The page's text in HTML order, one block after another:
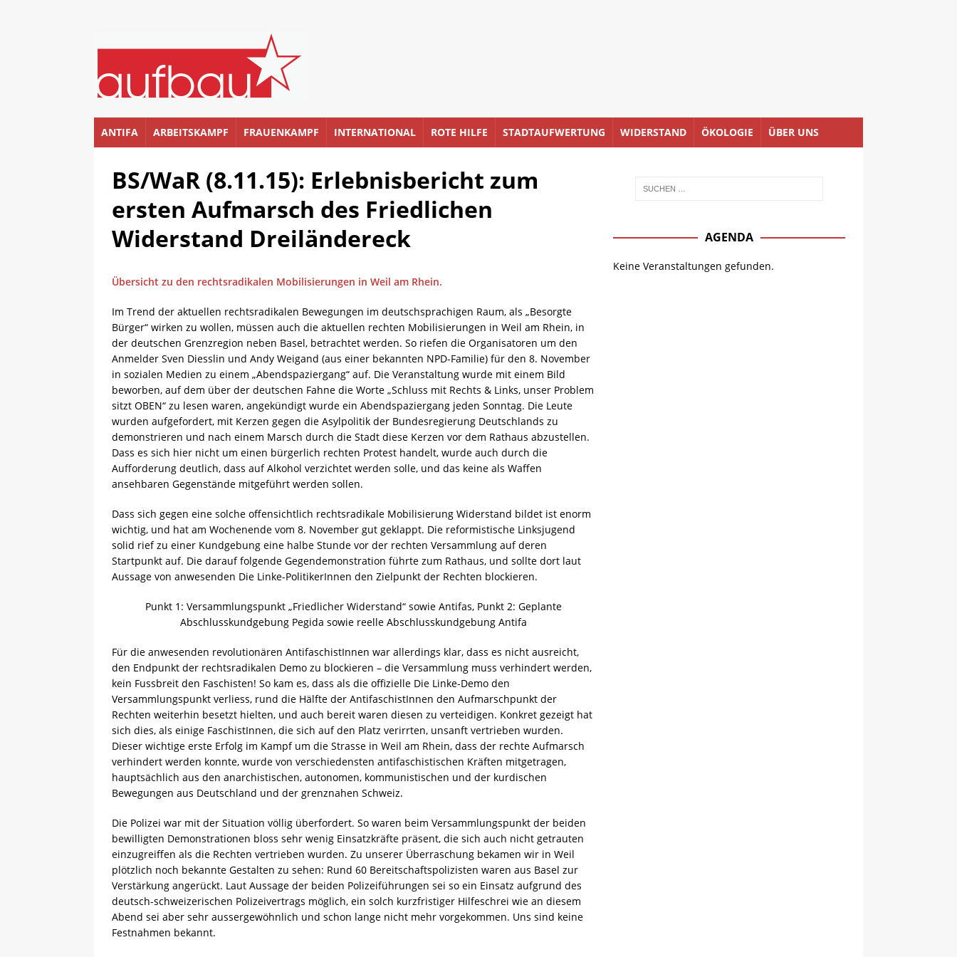
ANTIFA ARBEITSKAMPF FRAUENKAMPF INTERNATIONAL ROTE HILFE STADTAUFWERTUNG WIDERSTAND ÖKOLOGIE ÜBER UNS
BS/WaR (8.11.15): Erlebnisbericht zum
ersten Aufmarsch des Friedlichen
Widerstand Dreiländereck
Übersicht zu den rechtsradikalen Mobilisierungen in Weil am Rhein.
Im Trend der aktuellen rechtsradikalen Bewegungen im deutschsprachigen Raum, als „Besorgte
Bürger“ wirken zu wollen, müssen auch die aktuellen rechten Mobilisierungen in Weil am Rhein, in
der deutschen Grenzregion neben Basel, betrachtet werden. So riefen die Organisatoren um den
Anmelder Sven Diesslin und Andy Weigand (aus einer bekannten NPD-Familie) für den 8. November
in sozialen Medien zu einem „Abendspaziergang“ auf. Die Veranstaltung wurde mit einem Bild
beworben, auf dem über der deutschen Fahne die Worte „Schluss mit Rechts & Links, unser Problem
sitzt OBEN“ zu lesen waren, angekündigt wurde ein Abendspaziergang jeden Sonntag. Die Leute
wurden aufgefordert, mit Kerzen gegen die Asylpolitik der Bundesregierung Deutschlands zu
demonstrieren und nach einem Marsch durch die Stadt diese Kerzen vor dem Rathaus abzustellen.
Dass es sich hier nicht um einen bürgerlich rechten Protest handelt, wurde auch durch die
Aufforderung deutlich, dass auf Alkohol verzichtet werden solle, und das keine als Waffen
ansehbaren Gegenstände mitgeführt werden sollen.
Dass sich gegen eine solche offensichtlich rechtsradikale Mobilisierung Widerstand bildet ist enorm
wichtig, und hat am Wochenende vom 8. November gut geklappt. Die reformistische Linksjugend
solid rief zu einer Kundgebung eine halbe Stunde vor der rechten Versammlung auf deren
Startpunkt auf. Die darauf folgende Gegendemonstration führte zum Rathaus, und sollte dort laut
Aussage von anwesenden Die Linke-PolitikerInnen den Zielpunkt der Rechten blockieren.
Punkt 1: Versammlungspunkt „Friedlicher Widerstand“ sowie Antifas, Punkt 2: Geplante
Abschlusskundgebung Pegida sowie reelle Abschlusskundgebung Antifa
Für die anwesenden revolutionären AntifaschistInnen war allerdings klar, dass es nicht ausreicht,
den Endpunkt der rechtsradikalen Demo zu blockieren – die Versammlung muss verhindert werden,
kein Fussbreit den Faschisten! So kam es, dass als die offizielle Die Linke-Demo den
Versammlungspunkt verliess, rund die Hälfte der AntifaschistInnen den Aufmarschpunkt der
Rechten weiterhin besetzt hielten, und auch bereit waren diesen zu verteidigen. Konkret gezeigt hat
sich dies, als einige FaschistInnen, die sich auf den Platz verirrten, unsanft vertrieben wurden.
Dieser wichtige erste Erfolg im Kampf um die Strasse in Weil am Rhein, dass der rechte Aufmarsch
verhindert werden konnte, wurde von verschiedensten antifaschistischen Kräften mitgetragen,
hauptsächlich aus den anarchistischen, autonomen, kommunistischen und der kurdischen
Bewegungen aus Deutschland und der grenznahen Schweiz.
Die Polizei war mit der Situation völlig überfordert. So waren beim Versammlungspunkt der beiden
bewilligten Demonstrationen bloss sehr wenig Einsatzkräfte präsent, die sich auch nicht getrauten
einzugreiffen als die Rechten vertrieben wurden. Zu unserer Überraschung bekamen wir in Weil
plötzlich noch bekannte Gestalten zu sehen: Rund 60 Bereitschaftspolizisten waren aus Basel zur
Verstärkung angerückt. Laut Aussage der beiden Polizeiführungen sei so ein Einsatz aufgrund des
deutsch-schweizerischen Polizeivertrags möglich, ein solch kurzfristiger Hilfeschrei wie an diesem
Abend sei aber sehr aussergewöhnlich und schon lange nicht mehr vorgekommen. Uns sind keine
Festnahmen bekannt.
AGENDA
Keine Veranstaltungen gefunden.